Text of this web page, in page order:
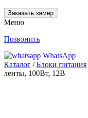
Заказать замер
Меню
Позвонить
WhatsApp
Каталог /Блоки питания
ленты, 100Вт, 12В